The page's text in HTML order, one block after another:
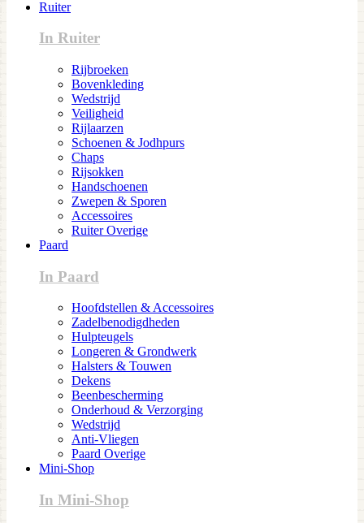
Ruiter
In Ruiter
Rijbroeken
Bovenkleding
Wedstrijd
Veiligheid
Rijlaarzen
Schoenen & Jodhpurs
Chaps
Rijsokken
Handschoenen
Zwepen & Sporen
Accessoires
Ruiter Overige
Paard
In Paard
Hoofdstellen & Accessoires
Zadelbenodigdheden
Hulpteugels
Longeren & Grondwerk
Halsters & Touwen
Dekens
Beenbescherming
Onderhoud & Verzorging
Wedstrijd
Anti-Vliegen
Paard Overige
Mini-Shop
In Mini-Shop